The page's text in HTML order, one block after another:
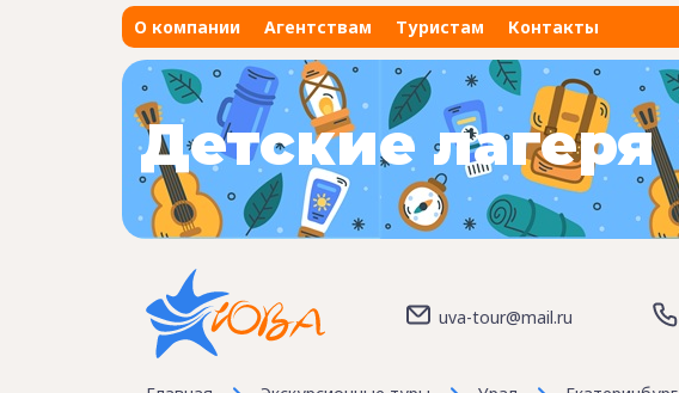
О компании Агентствам Туристам Контакты
Детские лагеря
uva-tour@mail.ru